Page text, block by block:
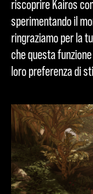
riscoprire Kairos
sperimentando il
ringraziamo per la
che questa
loro preferenza di